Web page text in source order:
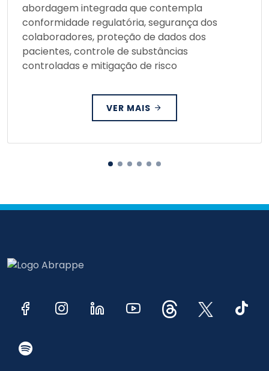
abordagem integrada que contempla
conformidade regulatória, segurança dos
colaboradores, proteção de dados dos
pacientes, controle de substâncias
controladas e mitigação de risco
VER MAIS